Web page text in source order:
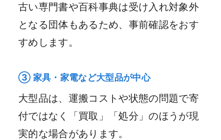
古い専門書や百科事典は受け入れ対象外
となる団体もあるため、事前確認をおす
すめします。
③ 家具・家電など大型品が中心
大型品は、運搬コストや状態の問題で寄
付ではなく「買取」「処分」のほうが現
実的な場合があります。